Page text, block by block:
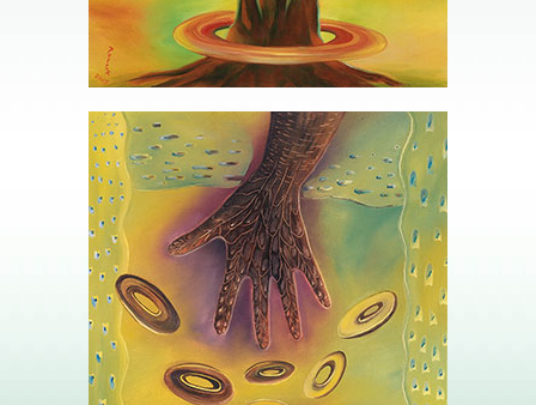
9 NEUF DE DISQUES – LA RECOLTE